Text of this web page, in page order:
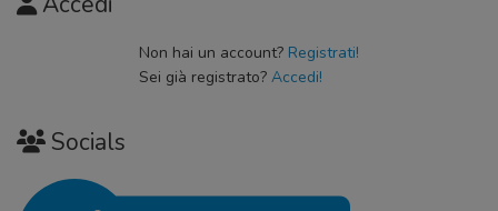
Non hai un account? Registrati!
Sei già registrato? Accedi!
Socials